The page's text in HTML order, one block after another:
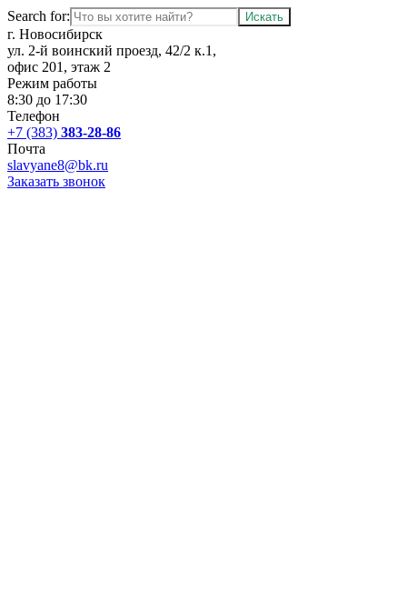
Search for:
г. Новосибирск
ул. 2-й воинский проезд, 42/2 к.1,
офис 201, этаж 2
Режим работы
8:30 до 17:30
Телефон
+7 (383) 383-28-86
Почта
slavyane8@bk.ru
Заказать звонок